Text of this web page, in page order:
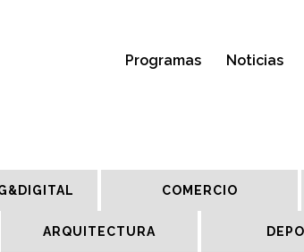
Programas Noticias
COMERCIO
ARQUITECTURA